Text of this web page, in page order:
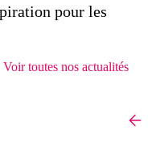
pour les
Voir toutes nos actualités